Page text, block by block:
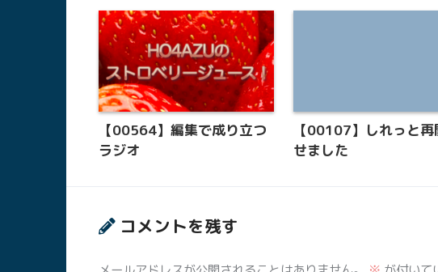
【00564】編集で成り立つ
ラジオ
【00107】しれっと再
せました
コメントを残す